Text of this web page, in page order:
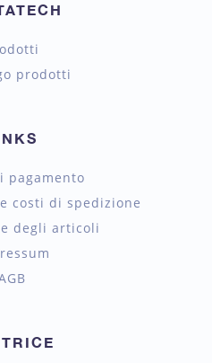
prodotti
pagamento
costi di spedizione
degli articoli